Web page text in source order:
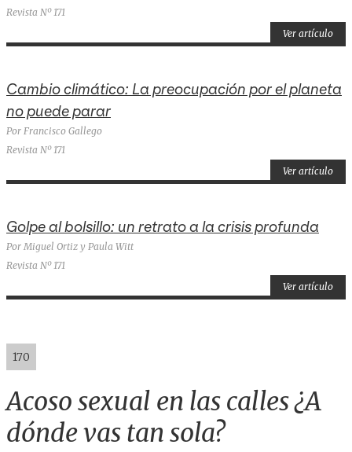
Revista Nº 171
Ver artículo
Cambio climático: La preocupación por el planeta
no puede parar
Por Francisco Gallego
Revista Nº 171
Ver artículo
Golpe al bolsillo: un retrato a la crisis profunda
Por Miguel Ortiz y Paula Witt
Revista Nº 171
Ver artículo
170
Acoso sexual en las calles ¿A
dónde vas tan sola?